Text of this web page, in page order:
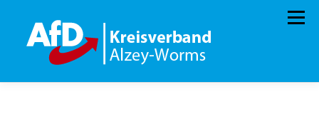
springen
Menü